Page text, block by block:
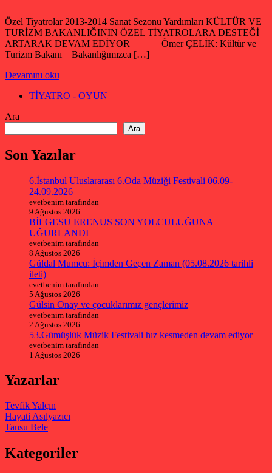
Özel Tiyatrolar 2013-2014 Sanat Sezonu Yardımları KÜLTÜR VE
TURİZM BAKANLIĞININ ÖZEL TİYATROLARA DESTEĞİ
ARTARAK DEVAM EDİYOR Ömer ÇELİK: Kültür ve
Turizm Bakanı Bakanlığımızca […]
Devamını oku
TİYATRO - OYUN
Ara
Ara
Son Yazılar
6.İstanbul Uluslararası 6.Oda Müziği Festivali 06.09-
24.09.2026
evetbenim tarafından
9 Ağustos 2026
BİLGESU ERENUS SON YOLCULUĞUNA
UĞURLANDI
evetbenim tarafından
8 Ağustos 2026
Güldal Mumcu: İçimden Geçen Zaman (05.08.2026 tarihli
ileti)
evetbenim tarafından
5 Ağustos 2026
Gülsin Onay ve çocuklarımız gençlerimiz
evetbenim tarafından
2 Ağustos 2026
53.Gümüşlük Müzik Festivali hız kesmeden devam ediyor
evetbenim tarafından
1 Ağustos 2026
Yazarlar
Tevfik Yalçın
Hayati Asılyazıcı
Tansu Bele
Kategoriler